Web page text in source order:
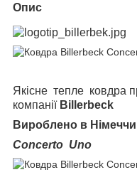
Опис
Якісне тепле ковдра
компанії Billerbeck
Вироблено в
Concerto Uno